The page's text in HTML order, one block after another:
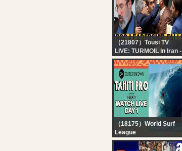
（21807）Tousi TV
LIVE: TURMOIL In Iran -
IRGC Prepare Mojtaba
Khamenei's Death
（18175）World Surf
League
? LIVE - Outerknown
Tahiti Pro presented by